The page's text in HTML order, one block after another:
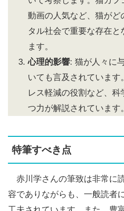
動画の人気など、猫がど
タル社会で重要な存在
ます。
心理的影響: 猫が人々に
いても言及されています
レス軽減の役割など、
つ力が解説されています。
特筆すべき点
赤川学さんの筆致は非常に
容でありながらも、一般読者